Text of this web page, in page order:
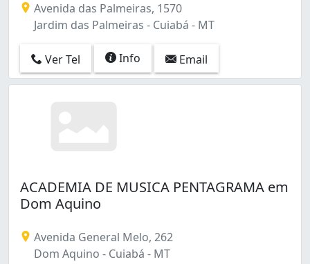
Avenida das Palmeiras, 1570
Jardim das Palmeiras - Cuiabá - MT
Ver Tel Info Email
ACADEMIA DE MUSICA PENTAGRAMA em
Dom Aquino
Avenida General Melo, 262
Dom Aquino - Cuiabá - MT